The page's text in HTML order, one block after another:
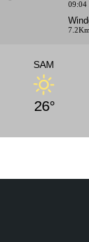
09:04
SAM
26°